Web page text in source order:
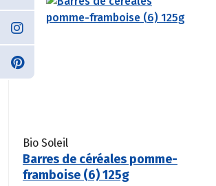
Bio Soleil
Barres de céréales pomme-
framboise (6) 125g